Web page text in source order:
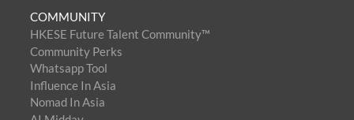
COMMUNITY
HKESE Future Talent Community™
Community Perks
Whatsapp Tool
Influence In Asia
Nomad In Asia